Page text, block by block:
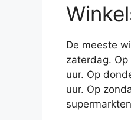
De meeste
zaterdag.
uur. Op
uur. Op